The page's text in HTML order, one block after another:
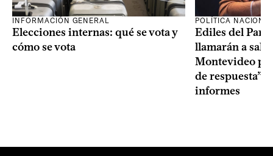
INFORMACIÓN GENERAL
Elecciones internas: qué se vota y
cómo se vota
POLÍTICA
Ediles del
llamarán a sala
Montevideo
de respuesta”
informes